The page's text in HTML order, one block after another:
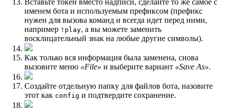
Вставьте токен вместо надписи, сделайте то же самое с
именем бота и используемым префиксом (префикс
нужен для вызова команд и всегда идет перед ними,
например !play, а вы можете заменить
восклицательный знак на любые другие символы).
Как только вся информация была заменена, снова
вызовите меню «File» и выберите вариант «Save As».
Создайте отдельную папку для файлов бота, назовите
этот как config и подтвердите сохранение.